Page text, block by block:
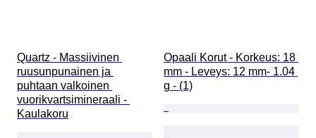
Quartz - Massiivinen
ruusunpunainen ja
puhtaan valkoinen
vuorikvartsimineraali -
Kaulakoru
Opaali Korut - Korkeus: 18
mm - Leveys: 12 mm- 1.04
g - (1)